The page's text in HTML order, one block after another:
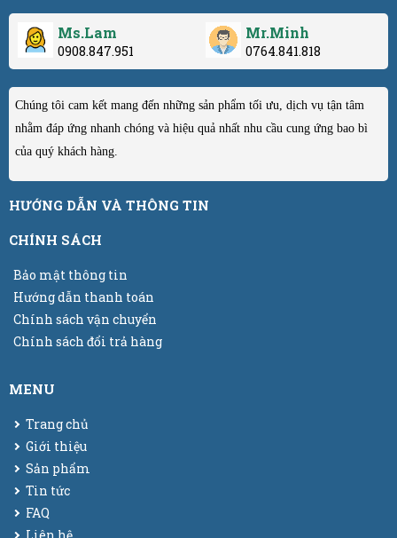
Ms.Lam
0908.847.951
Mr.Minh
0764.841.818
Chúng tôi cam kết mang đến những sản phẩm tối ưu, dịch vụ tận tâm
nhằm đáp ứng nhanh chóng và hiệu quả nhất nhu cầu cung ứng bao bì
của quý khách hàng.
HƯỚNG DẪN VÀ THÔNG TIN
CHÍNH SÁCH
Bảo mật thông tin
Hướng dẫn thanh toán
Chính sách vận chuyển
Chính sách đổi trả hàng
MENU
Trang chủ
Giới thiệu
Sản phẩm
Tin tức
FAQ